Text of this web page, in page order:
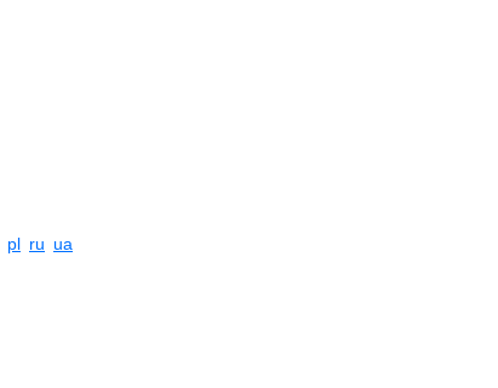
pl ru ua